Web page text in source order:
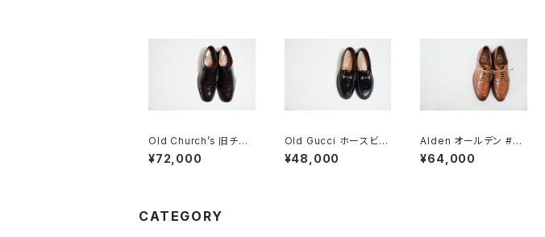
Old Church’s 旧チャ
ーチ 四都市 BELMON
Tパンチドキャップトウ
¥72,000
Old Gucci ホースビッ
トローファー 34.5C ラ
バー BK
¥48,000
Alden オールデン #96
2 Vチップ 9.5D
¥64,000
CATEGORY